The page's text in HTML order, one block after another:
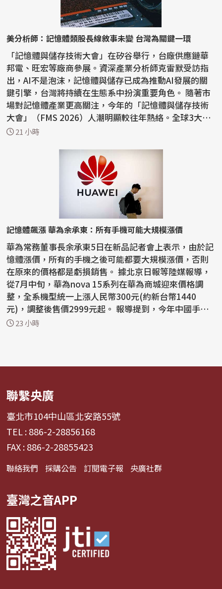
美分析師：記憶體類股長線敘事未變 台灣為關鍵一環
「記憶體與儲存技術大會」在矽谷舉行，台廠供應鏈華
邦電、旺宏等廠商參展。資深產業分析師克雷默受訪指
出，AI不是泡沫，記憶體與儲存已成為推動AI發展的關
鍵引擎，台灣將持續在生態系中扮演重要角色。 隨著市
場對記憶體產業更高關注，今年的「記憶體與儲存技術
大會」（FMS 2026）人潮明顯較往年熱絡。全球3大記
憶體巨...
21 小時
記憶體飆漲 華為余承東：所有手機可能大規模漲價
華為常務董事長余承東5日在新品記者會上表示，由於記
憶體漲價，所有的手機之後可能都要大規模漲價，否則
在原來的價格都是虧損銷售。 據北京日報等陸媒報導，
從7月中旬，華為nova 15系列在華為商城迎來價格調
整，全系機型統一上漲人民幣300元(約新台幣1440
元)，調整後售價2999元起。 報導提到，今年中國手機
廠商已迎來...
23 小時
聯繫央廣
臺北市104中山區北安路55號
TEL : 886-2-28856168
FAX : 886-2-28855423
聯絡我們 採購公告 訂閱電子報 央廣社群
臺灣之音APP